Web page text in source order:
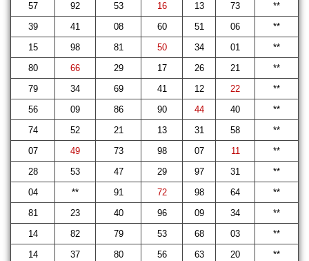
57
92 53 16 13 73
**
39
41 08 60 51 06
**
15
98 81 50 34 01
**
80
66 29 17 26 21
**
79
34 69 41 12 22
**
56
09 86 90 44 40
**
74
52 21 13 31 58
**
07
49 73 98 07 11
**
28
53 47 29 97 31
**
04
** 91 72 98 64
**
81
23 40 96 09 34
**
14
82 79 53 68 03
**
14
37 80 56 63 20
**